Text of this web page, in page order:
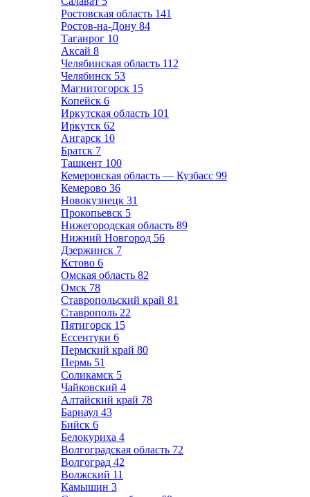
Ростовская область 141
Ростов-на-Дону 84
Таганрог 10
Аксай 8
Челябинская область 112
Челябинск 53
Магнитогорск 15
Копейск 6
Иркутская область 101
Иркутск 62
Ангарск 10
Братск 7
Ташкент 100
Кемеровская область — Кузбасс 99
Кемерово 36
Новокузнецк 31
Прокопьевск 5
Нижегородская область 89
Нижний Новгород 56
Дзержинск 7
Кстово 6
Омская область 82
Омск 78
Ставропольский край 81
Ставрополь 22
Пятигорск 15
Ессентуки 6
Пермский край 80
Пермь 51
Соликамск 5
Чайковский 4
Алтайский край 78
Барнаул 43
Бийск 6
Белокуриха 4
Волгоградская область 72
Волгоград 42
Волжский 11
Камышин 3